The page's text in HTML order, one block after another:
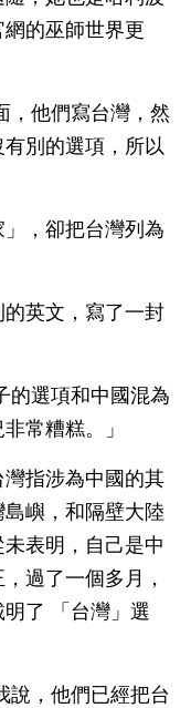
的巫師世界更
，他們寫台灣，然
別的選項，所以
，卻把台灣列為
英文，寫了一封
的選項和中國混為
常糟糕。」
指涉為中國的其
嶼，和隔壁大陸
表明，自己是中
過了一個多月，
了 「台灣」選
說，他們已經把台